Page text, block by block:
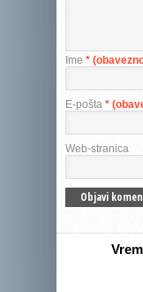
Ime *
E-pošta *
Web-stranica